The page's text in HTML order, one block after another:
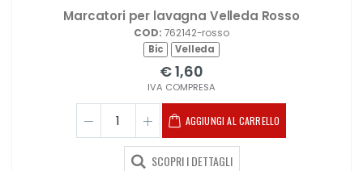
Marcatori per lavagna Velleda Rosso
COD: 762142-rosso
Bic Velleda
€ 1,60
IVA COMPRESA
AGGIUNGI AL CARRELLO
SCOPRI I DETTAGLI